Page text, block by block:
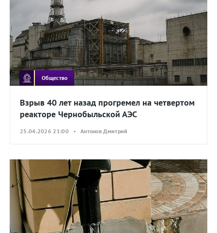
Общество
Взрыв 40 лет назад прогремел на четвертом
реакторе Чернобыльской АЭС
25.04.2026 21:00 • Антонов Дмитрий